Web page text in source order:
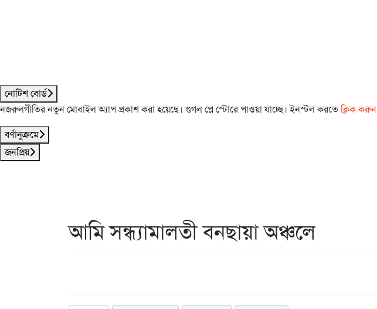
নোটিশ বোর্ড
নজরুলগীতির নতুন মোবাইল অ্যাপ প্রকাশ করা হয়েছে। গুগল প্লে স্টোরে পাওয়া যাচ্ছে। ইনস্টল করতেক্লিক করুন
বর্ণানুক্রমে
জনপ্রিয়
আমি সন্ধ্যামালতী বনছায়া অঞ্চলে